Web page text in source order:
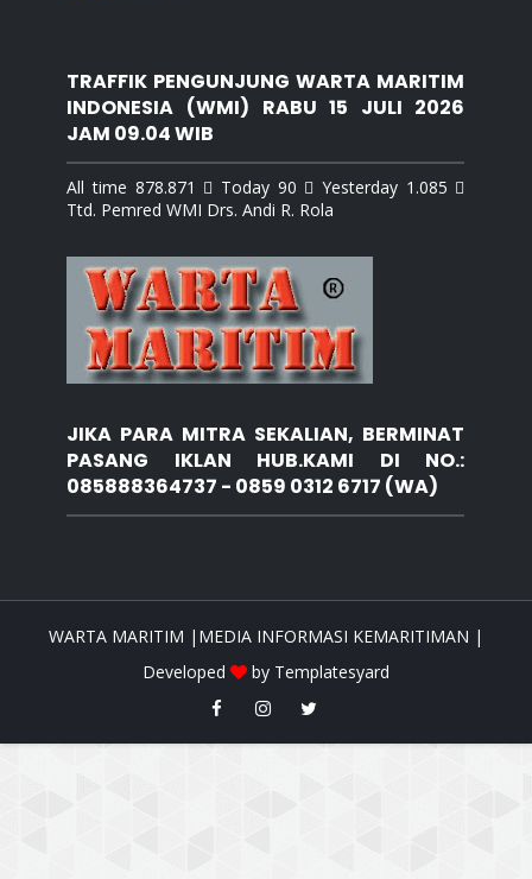
TRAFFIK PENGUNJUNG WARTA MARITIM
INDONESIA (WMI) RABU 15 JULI 2026
JAM 09.04 WIB
All time 878.871  Today 90  Yesterday 1.085 
Ttd. Pemred WMI Drs. Andi R. Rola
JIKA PARA MITRA SEKALIAN, BERMINAT
PASANG IKLAN HUB.KAMI DI NO.:
085888364737 - 0859 0312 6717 (WA)
WARTA MARITIM |MEDIA INFORMASI KEMARITIMAN |
Developed
by Templatesyard